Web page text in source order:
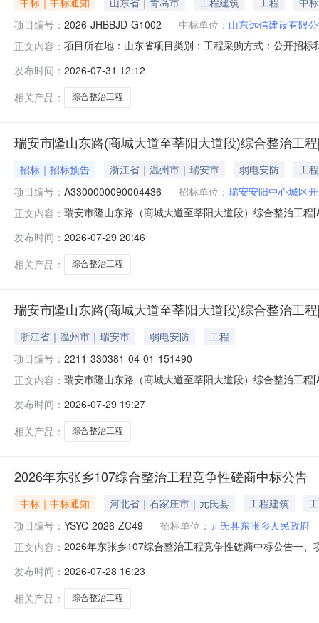
项目编号： 2026-JHBBJD-G1002 中标单位： 山东远信建设有限
正文内容： 项目所在地：山东省项目类别：工程采购方式：公开招
（1）：第一名：山东远信建设有限公司第二名：青岛中
安建工有限公司第
发布时间： 2026-07-31 12:12
相关产品：
综合整治工程
瑞安市隆山东路(商城大道至莘阳大道段)综合整治工
招标｜招标预告 浙江省｜温州市｜瑞安市 弱电安防
工程
项目编号： A3300000090004436 招标单位： 瑞安安阳中心城区
正文内容： 瑞安市隆山东路（商城大道至莘阳大道段）综合整治工
建设中心（瑞安市名城建设中心）投资估算（概算）金
发布时间： 2026-07-29 20:46
相关产品：
综合整治工程
瑞安市隆山东路(商城大道至莘阳大道段)综合整治工
浙江省｜温州市｜瑞安市 弱电安防
工程
项目编号： 2211-330381-04-01-151490
正文内容： 瑞安市隆山东路（商城大道至莘阳大道段）综合整治工
建设中心（瑞安市名城建设中心）投资估算（概算）金
发布时间： 2026-07-29 19:27
相关产品：
综合整治工程
2026年东张乡107综合整治工程竞争性磋商中标公告
中标｜中标通知 河北省｜石家庄市｜元氏县 工程建筑
项目编号： YSYC-2026-ZC49 招标单位： 元氏县东张乡人民政府
正文内容： 2026年东张乡107综合整治工程竞争性磋商中标公告一
工工期工程施工范围工程项目经理工程执业证书信息中
发布时间： 2026-07-28 16:23
相关产品：
综合整治工程